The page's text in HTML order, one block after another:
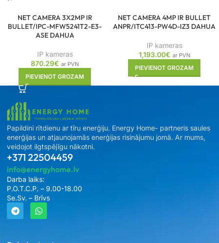
NET CAMERA 3X2MP IR
BULLET/IPC-MFW5241T2-E3-
ASE DAHUA
IP kameras
870.29€ ar PVN
PIEVIENOT GROZAM
NET CAMERA 4MP IR BULLET
ANPR/ITC413-PW4D-IZ3 DAHUA
IP kameras
1,193.00€ ar PVN
PIEVIENOT GROZAM
Papildini rītdienu ar tīru enerģiju. Energy Home- partneris saules
enerģijas un atjaunojamās enerģijas risinājumu jomā. Ar mums,
veidojot ilgtspējīgu nākotni.
+371 22504459
info@energyhome.lv
Darba laiks:
P.O.T.C.P. – 9.00-18.00
Se.Sv. – Brīvs